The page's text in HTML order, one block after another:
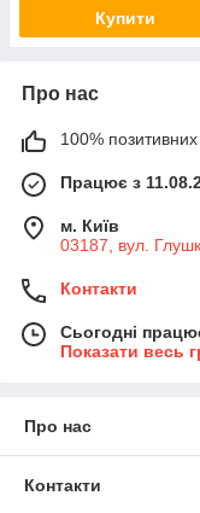
Купити
Про нас
100% позитивних
Працює з
м. Київ
03187, вул.
Контакти
Сьогодні
Показати весь
Про нас
Контакти